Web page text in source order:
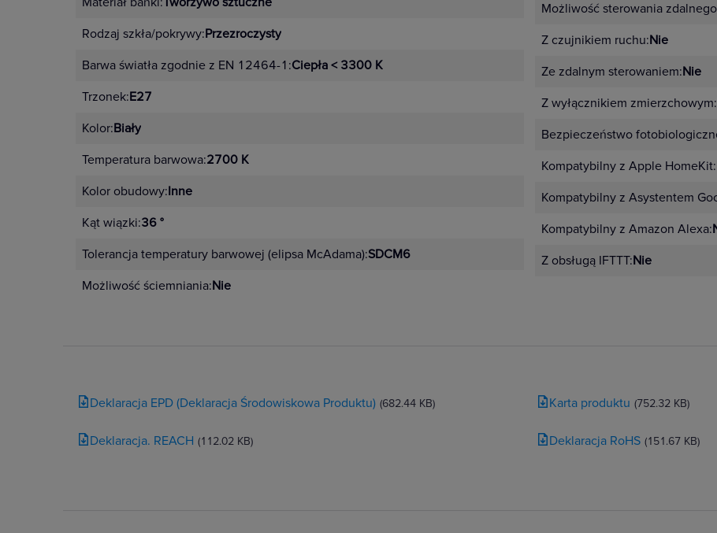
Rodzaj szkła/pokrywy:Przezroczysty
Barwa światła zgodnie z EN 12464-1:Ciepła < 3300 K
Trzonek:E27
Kolor:Biały
Temperatura barwowa:2700 K
Kolor obudowy:Inne
Kąt wiązki:36 °
Tolerancja temperatury barwowej (elipsa McAdama):SDCM6
Możliwość ściemniania:Nie
Możliwość sterowania
Z czujnikiem ruchu:Nie
Ze zdalnym sterowaniem:Nie
Z wyłącznikiem zmierzchowym:
Bezpieczeństwo
Kompatybilny z Apple HomeKit:
Kompatybilny z Asystentem
Kompatybilny z Amazon Alexa:
Z obsługą IFTTT:Nie
Deklaracja EPD (Deklaracja Środowiskowa Produktu) (682.44 KB)
Deklaracja. REACH (112.02 KB)
Karta produktu (752.32 KB)
Deklaracja RoHS (151.67 KB)